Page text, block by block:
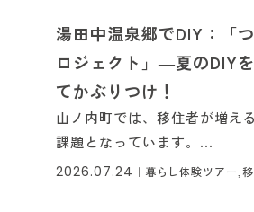
湯田中温泉郷でDIY：「
ロジェクト」―夏のDIY
てかぶりつけ！
山ノ内町では、移住者が増え
課題となっています。...
2026.07.24 ｜ 暮らし体験ツアー,